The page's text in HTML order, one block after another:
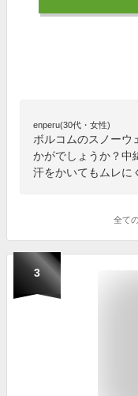
enperu(30代・女性)
ボルコムのスノーウ
かがでしょうか？中
汗をかいてもムレに
全て
3